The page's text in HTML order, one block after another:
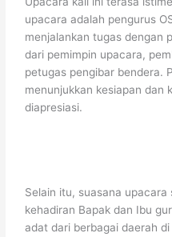
upacara adalah pengurus
menjalankan tugas dengan
dari pemimpin upacara,
petugas pengibar bendera.
menunjukkan kesiapan dan
diapresiasi.
Selain itu, suasana upacara
kehadiran Bapak dan Ibu
adat dari berbagai daerah